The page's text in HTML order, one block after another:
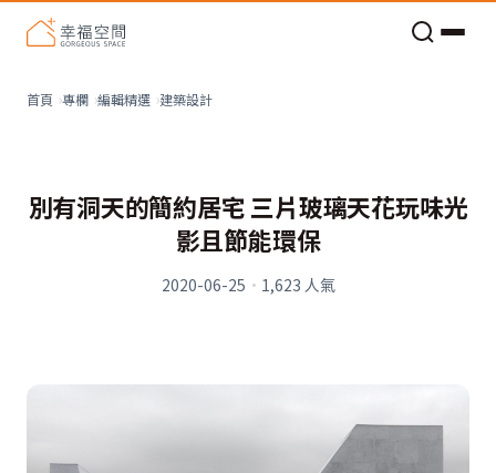
首頁 專欄 編輯精選 建築設計
別有洞天的簡約居宅 三片玻璃天花玩味光
影且節能環保
2020-06-25 · 1,623 人氣